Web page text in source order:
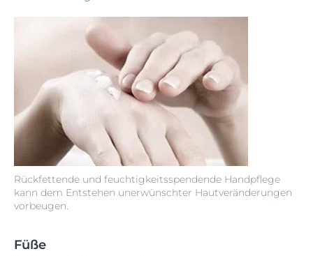
Rückfettende und feuchtigkeitsspendende Handpflege
kann dem Entstehen unerwünschter Hautveränderungen
vorbeugen.
Füße